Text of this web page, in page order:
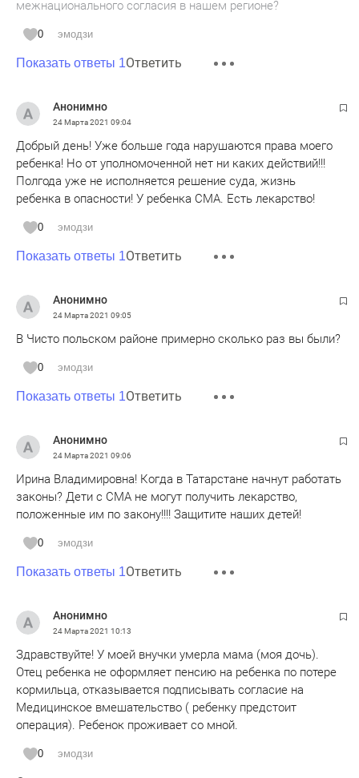
межнационального согласия в нашем регионе?
0 эмодзи
Показать ответы 1Ответить
Анонимно
24 Марта 2021 09:04
Добрый день! Уже больше года нарушаются права моего
ребенка! Но от уполномоченной нет ни каких действий!!!
Полгода уже не исполняется решение суда, жизнь
ребенка в опасности! У ребенка СМА. Есть лекарство!
0 эмодзи
Показать ответы 1Ответить
Анонимно
24 Марта 2021 09:05
В Чисто польском районе примерно сколько раз вы были?
0 эмодзи
Показать ответы 1Ответить
Анонимно
24 Марта 2021 09:06
Ирина Владимировна! Когда в Татарстане начнут работать
законы? Дети с СМА не могут получить лекарство,
положенные им по закону!!!! Защитите наших детей!
0 эмодзи
Показать ответы 1Ответить
Анонимно
24 Марта 2021 10:13
Здравствуйте! У моей внучки умерла мама (моя дочь).
Отец ребенка не оформляет пенсию на ребенка по потере
кормильца, отказывается подписывать согласие на
Медицинское вмешательство ( ребенку предстоит
операция). Ребенок проживает со мной.
0 эмодзи